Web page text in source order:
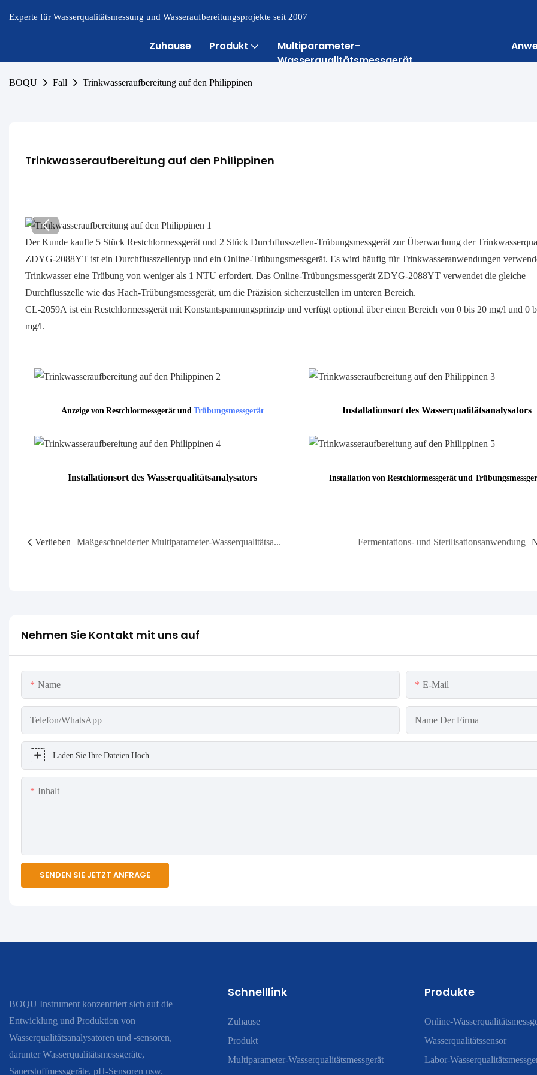
Experte für Wasserqualitätsmessung und Wasseraufbereitungsprojekte seit 2007
Zuhause Produkt
Multiparameter-
Wasserqualitätsmessgerät
BOQU Fall Trinkwasseraufbereitung auf den Philippinen
Trinkwasseraufbereitung auf den Philippinen
Der Kunde kaufte 5 Stück Restchlormessgerät und 2 Stück Durchflusszellen-Trübungsmessgerät zur Überwachung der
ZDYG-2088YT ist ein Durchflusszellentyp und ein Online-Trübungsmessgerät. Es wird häufig für Trinkwasseranwendungen
Trinkwasser eine Trübung von weniger als 1 NTU erfordert. Das Online-Trübungsmessgerät ZDYG-2088YT verwendet die gleiche
Durchflusszelle wie das Hach-Trübungsmessgerät, um die Präzision sicherzustellen im unteren Bereich.
CL-2059A ist ein Restchlormessgerät mit Konstantspannungsprinzip und verfügt optional über einen Bereich von 0 bis 20 mg/l und 0
mg/l.
Anzeige von Restchlormessgerät undTrübungsmessgerät Installationsort des Wasserqualitätsanalysators
Installationsort des Wasserqualitätsanalysators Installation von Restchlormessgerät und
Verlieben Maßgeschneiderter Multiparameter-Wasserqualitätsanalysator für Singapur Fermentations- und Sterilisationsanwendung
Nehmen Sie Kontakt mit uns auf
Name E-Mail
Telefon/WhatsApp Name Der Firma
Laden Sie Ihre Dateien Hoch
Inhalt
SENDEN SIE JETZT ANFRAGE
BOQU Instrument konzentriert sich auf die
Entwicklung und Produktion von
Wasserqualitätsanalysatoren und -sensoren,
darunter Wasserqualitätsmessgeräte,
Sauerstoffmessgeräte, pH-Sensoren usw.
Schnelllink
Zuhause
Produkt
Multiparameter-Wasserqualitätsmessgerät
Produkte
Online-
Wasserqualitätssensor
Labor-